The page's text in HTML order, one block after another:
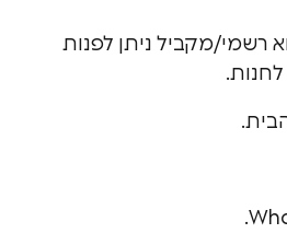
ניתן לפנות